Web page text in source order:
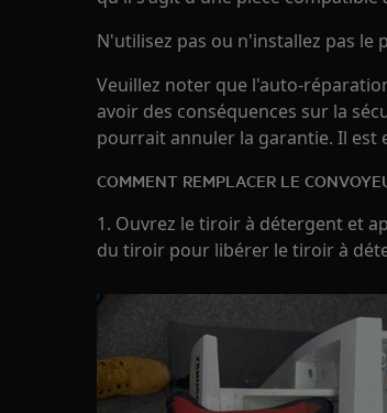
N'utilisez pas ou n'installez pas le
Veuillez noter que l'auto-
avoir des conséquences sur la
pourrait annuler la garantie. Il est
COMMENT REMPLACER LE
1. Ouvrez le tiroir à détergent et
du tiroir pour libérer le tiroir à